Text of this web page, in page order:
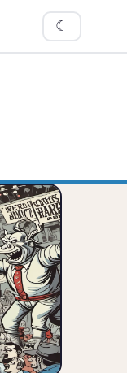
☾
passt
Multi-
doch
Wir
die
💼 Portfolio